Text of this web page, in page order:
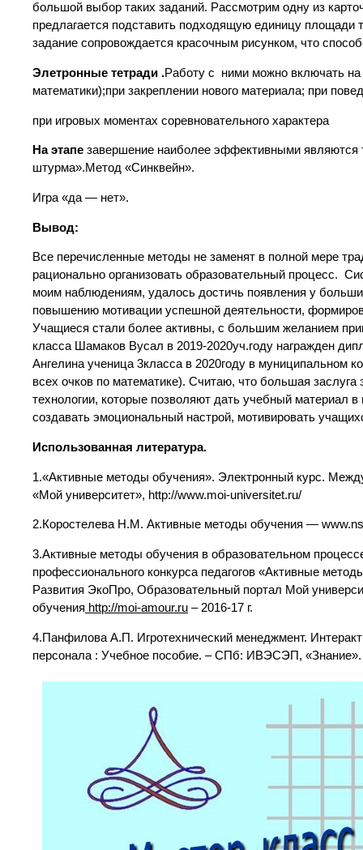
большой выбор таких заданий. Рассмотрим одну из
предлагается подставить подходящую единицу
задание сопровождается красочным рисунком, что
Элетронные тетради .Работу с ними можно включать на
математики);при закреплении нового материала; при
при игровых моментах соревновательного характера
На этапе завершение наиболее эффективными являются
штурма».Метод «Синквейн».
Игра «да — нет».
Вывод:
Все перечисленные методы не заменят в полной мере
рационально организовать образовательный процесс.
моим наблюдениям, удалось достичь появления у
повышению мотивации успешной деятельности,
Учащиеся стали более активны, с большим желанием
класса Шамаков Вусал в 2019-2020уч.году награжден
Ангелина ученица 3класса в 2020году в муниципальном
всех очков по математике). Считаю, что большая
технологии, которые позволяют дать учебный материал
создавать эмоциональный настрой, мотивировать
Использованная литература.
1.«Активные методы обучения». Электронный курс.
«Мой университет», http://www.moi-universitet.ru/
2.Коростелева Н.М. Активные методы обучения —
3.Активные методы обучения в образовательном
профессионального конкурса педагогов «Активные
Развития ЭкоПро, Образовательный портал Мой
обучения http://moi-amour.ru – 2016-17 г.
4.Панфилова А.П. Игротехнический менеджмент.
персонала : Учебное пособие. – СПб: ИВЭСЭП, «Знание».